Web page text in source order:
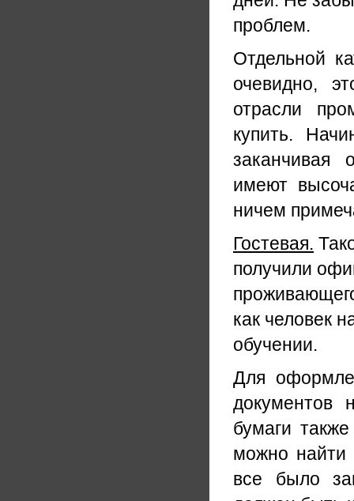
проблем.
Отдельной
очевидно,
отрасли
купить.
заканчивая
имеют
ничем
Гостевая.
получили
как человек
обучении.
Для
документов
бумаги
можно
все было